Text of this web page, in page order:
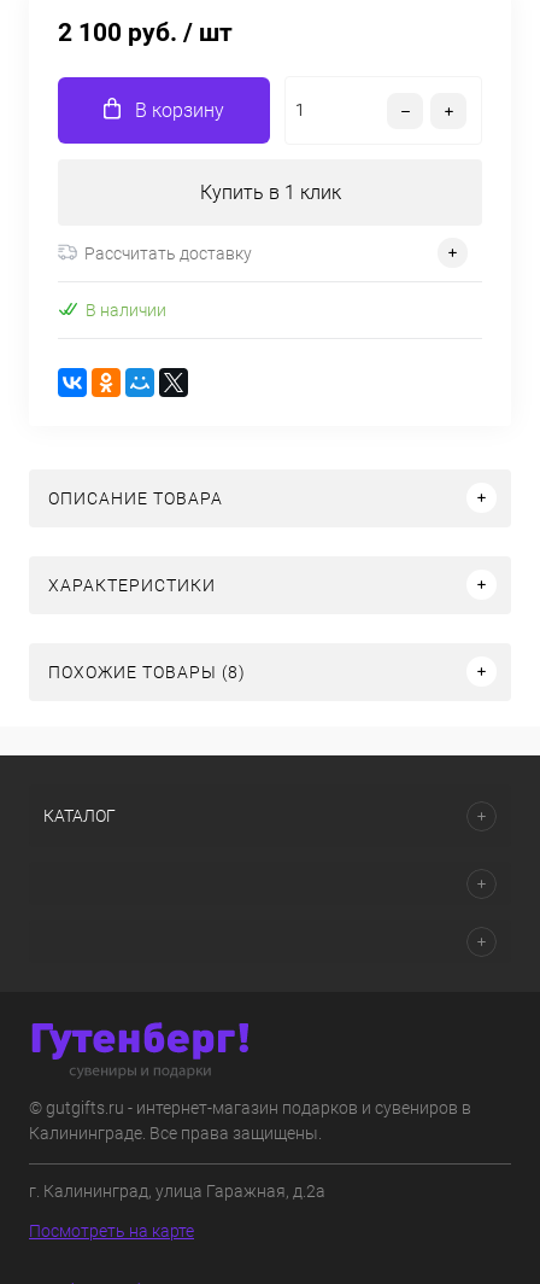
2 100 руб. / шт
В корзину
Купить в 1 клик
Рассчитать доставку
В наличии
ОПИСАНИЕ ТОВАРА
ХАРАКТЕРИСТИКИ
ПОХОЖИЕ ТОВАРЫ (8)
КАТАЛОГ
© gutgifts.ru - интернет-магазин подарков и сувениров в
Калининграде. Все права защищены.
г. Калининград, улица Гаражная, д.2а
Посмотреть на карте